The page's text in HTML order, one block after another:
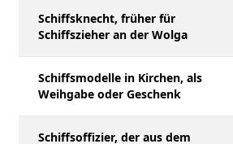
Schiffsknecht, früher für
Schiffszieher an der Wolga
Schiffsmodelle in Kirchen, als
Weihgabe oder Geschenk
Schiffsoffizier, der aus dem